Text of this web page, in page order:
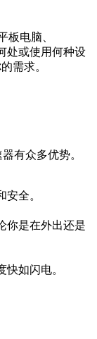
板电脑、
处或使用何种设
需求。
有众多优势。
全。
你是在外出还是
如闪电。